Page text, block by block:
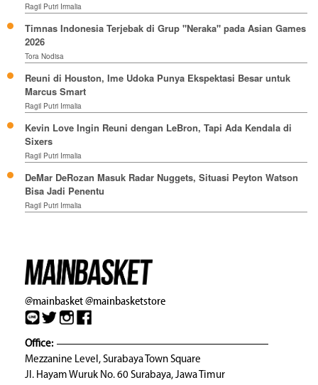
Ragil Putri Irmalia
Timnas Indonesia Terjebak di Grup "Neraka" pada Asian Games
2026
Tora Nodisa
Reuni di Houston, Ime Udoka Punya Ekspektasi Besar untuk
Marcus Smart
Ragil Putri Irmalia
Kevin Love Ingin Reuni dengan LeBron, Tapi Ada Kendala di
Sixers
Ragil Putri Irmalia
DeMar DeRozan Masuk Radar Nuggets, Situasi Peyton Watson
Bisa Jadi Penentu
Ragil Putri Irmalia
@mainbasket@mainbasketstore
Office:
Mezzanine Level, Surabaya Town Square
Jl. Hayam Wuruk No. 60 Surabaya, Jawa Timur